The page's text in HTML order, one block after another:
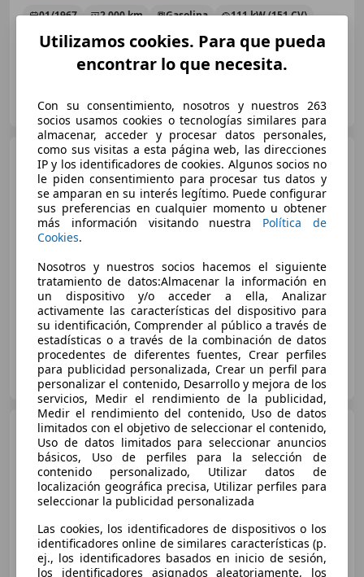
01/1967 2.000 km Gasolina 111 kW (151 CV)
ES-17003 Girona
Austin-Healey 100 100/4
BN-2
€ 120.000
01/1956 100 km Gasolina 67 kW (91 CV)
Particular
ES-13005 Ciudad Real
Austin-Healey 3000MKII
BJ7
€ 58.000
Sin comparación
01/1963 86.000 km Gasolina 96 kW (131 CV)
Utilizamos cookies. Para que pueda
encontrar lo que necesita.
Con su consentimiento, nosotros y nuestros 263
socios usamos cookies o tecnologías similares para
almacenar, acceder y procesar datos personales,
como sus visitas a esta página web, las direcciones
IP y los identificadores de cookies. Algunos socios no
le piden consentimiento para procesar tus datos y
se amparan en su interés legítimo. Puede configurar
sus preferencias en cualquier momento u obtener
más información visitando nuestra Política de
Cookies.
Nosotros y nuestros socios hacemos el siguiente
tratamiento de datos:Almacenar la información en
un dispositivo y/o acceder a ella, Analizar
activamente las características del dispositivo para
su identificación, Comprender al público a través de
estadísticas o a través de la combinación de datos
procedentes de diferentes fuentes, Crear perfiles
para publicidad personalizada, Crear un perfil para
personalizar el contenido, Desarrollo y mejora de los
servicios, Medir el rendimiento de la publicidad,
Medir el rendimiento del contenido, Uso de datos
limitados con el objetivo de seleccionar el contenido,
Uso de datos limitados para seleccionar anuncios
básicos, Uso de perfiles para la selección de
contenido personalizado, Utilizar datos de
localización geográfica precisa, Utilizar perfiles para
seleccionar la publicidad personalizada
Las cookies, los identificadores de dispositivos o los
identificadores online de similares características (p.
ej., los identificadores basados en inicio de sesión,
los identificadores asignados aleatoriamente, los